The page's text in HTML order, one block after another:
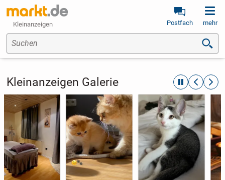
Kleinanzeigen Postfach mehr
Suchen
Kleinanzeigen Galerie automatische